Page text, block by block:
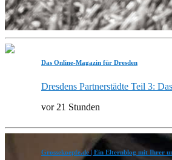
Das Online-Magazin für Dresden
Dresdens Partnerstädte Teil 3:
vor 21 Stunden
Grossekoepfe.de | Ein Elternblog mit Ihrer